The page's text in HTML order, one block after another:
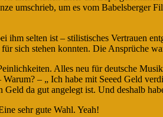
umschrieb, um es vom Babelsberger
selten ist – stilistisches Vertrauen
sich stehen konnten. Die Ansprüche
Alles neu für deutsche
– „ Ich habe mit Seeed Geld
da gut angelegt ist. Und deshalb
sehr gute Wahl. Yeah!